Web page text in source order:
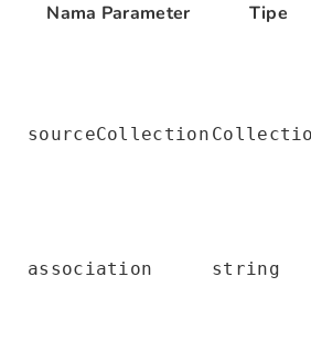
Nama Parameter
Tipe
sourceCollection
association string